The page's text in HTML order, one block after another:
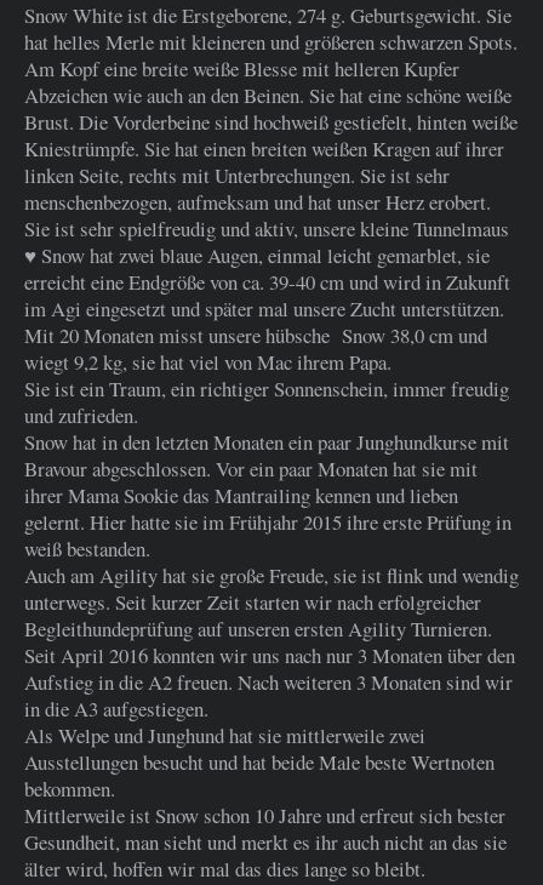
Snow White ist die Erstgeborene, 274 g. Geburtsgewicht. Sie
hat helles Merle mit kleineren und größeren schwarzen Spots.
Am Kopf eine breite weiße Blesse mit helleren Kupfer
Abzeichen wie auch an den Beinen. Sie hat eine schöne weiße
Brust. Die Vorderbeine sind hochweiß gestiefelt, hinten weiße
Kniestrümpfe. Sie hat einen breiten weißen Kragen auf ihrer
linken Seite, rechts mit Unterbrechungen. Sie ist sehr
menschenbezogen, aufmeksam und hat unser Herz erobert.
Sie ist sehr spielfreudig und aktiv, unsere kleine Tunnelmaus
♥ Snow hat zwei blaue Augen, einmal leicht gemarblet, sie
erreicht eine Endgröße von ca. 39-40 cm und wird in Zukunft
im Agi eingesetzt und später mal unsere Zucht unterstützen.
Mit 20 Monaten misst unsere hübsche Snow 38,0 cm und
wiegt 9,2 kg, sie hat viel von Mac ihrem Papa.
Sie ist ein Traum, ein richtiger Sonnenschein, immer freudig
und zufrieden.
Snow hat in den letzten Monaten ein paar Junghundkurse mit
Bravour abgeschlossen. Vor ein paar Monaten hat sie mit
ihrer Mama Sookie das Mantrailing kennen und lieben
gelernt. Hier hatte sie im Frühjahr 2015 ihre erste Prüfung in
weiß bestanden.
Auch am Agility hat sie große Freude, sie ist flink und wendig
unterwegs. Seit kurzer Zeit starten wir nach erfolgreicher
Begleithundeprüfung auf unseren ersten Agility Turnieren.
Seit April 2016 konnten wir uns nach nur 3 Monaten über den
Aufstieg in die A2 freuen. Nach weiteren 3 Monaten sind wir
in die A3 aufgestiegen.
Als Welpe und Junghund hat sie mittlerweile zwei
Ausstellungen besucht und hat beide Male beste Wertnoten
bekommen.
Mittlerweile ist Snow schon 10 Jahre und erfreut sich bester
Gesundheit, man sieht und merkt es ihr auch nicht an das sie
älter wird, hoffen wir mal das dies lange so bleibt.